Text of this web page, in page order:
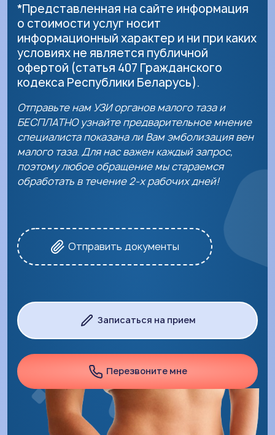
*Представленная на сайте информация
о стоимости услуг носит
информационный характер и ни при каких
условиях не является публичной
офертой (статья 407 Гражданского
кодекса Республики Беларусь).
Отправьте нам УЗИ органов малого таза и
БЕСПЛАТНО узнайте предварительное мнение
специалиста показана ли Вам эмболизация вен
малого таза. Для нас важен каждый запрос,
поэтому любое обращение мы стараемся
обработать в течение 2-х рабочих дней!
Отправить документы
Записаться на прием
Перезвоните мне